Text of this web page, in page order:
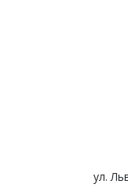
ул.